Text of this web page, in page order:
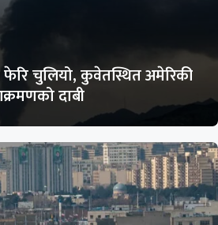
फेरि चुलियो, कुवेतस्थित अमेरिकी
दाबी